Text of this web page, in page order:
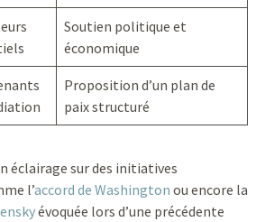
Soutien politique et
économique
Proposition d’un plan de
paix structuré
éclairage sur des initiatives
l’accord de Washington ou encore la
évoquée lors d’une précédente